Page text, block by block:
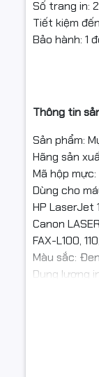
Số trang in:
Tiết kiệm
Bảo hành: 1
Thông tin
Sản phẩm:
Hãng sản
Mã hộp mực:
Dùng cho
HP LaserJet
Canon
FAX-L100,
Màu sắc:
Dung lượng